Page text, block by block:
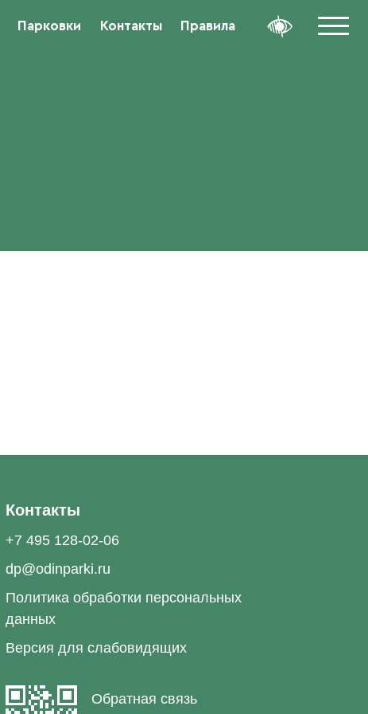
Парковки Контакты Правила
Контакты
+7 495 128-02-06
dp@odinparki.ru
Политика обработки персональных
данных
Версия для слабовидящих
Обратная связь